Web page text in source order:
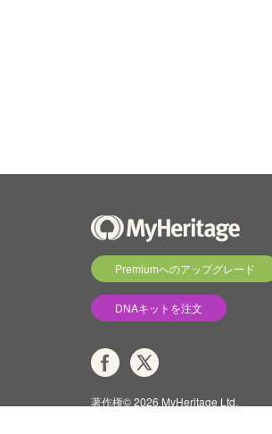
Premiumへのアップグレード
DNAキットを注文
著作権© 2026 MyHeritage Ltd.